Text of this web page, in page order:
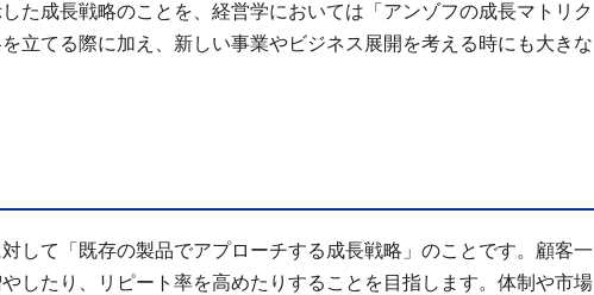
た成長戦略のことを、経営学においては「アンゾフの成長マトリク
立てる際に加え、新しい事業やビジネス展開を考える時にも大きな
して「既存の製品でアプローチする成長戦略」のことです。顧客一
したり、リピート率を高めたりすることを目指します。体制や市場